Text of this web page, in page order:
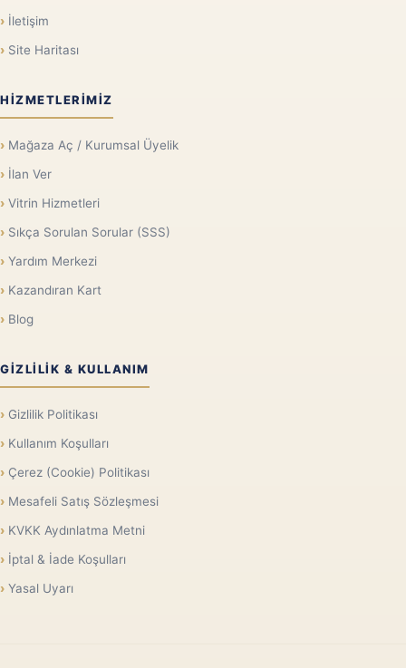
İletişim
Site Haritası
HIZMETLERIMIZ
Mağaza Aç / Kurumsal Üyelik
İlan Ver
Vitrin Hizmetleri
Sıkça Sorulan Sorular (SSS)
Yardım Merkezi
Kazandıran Kart
Blog
GIZLILIK & KULLANIM
Gizlilik Politikası
Kullanım Koşulları
Çerez (Cookie) Politikası
Mesafeli Satış Sözleşmesi
KVKK Aydınlatma Metni
İptal & İade Koşulları
Yasal Uyarı